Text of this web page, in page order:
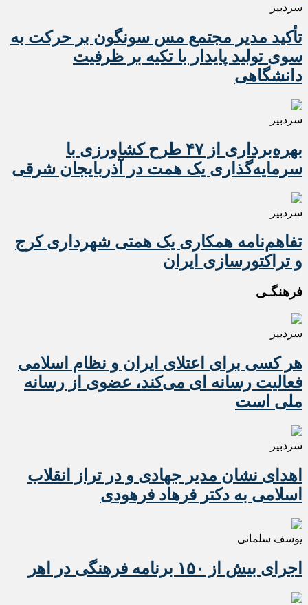
سردبیر
تأکید مدیر مجتمع مس سونگون بر حرکت به
سوی تولید پایدار با تکیه بر ظرفیت
دانشگاهی
سردبیر
بهره‌برداری از ۴۷ طرح کشاورزی با
سرمایه‌گذاری یک همت در آذربایجان شرقی
سردبیر
تفاهم‌نامه همکاری یک همتی شهرداری کرج
و تراکتورسازی ایران
فرهنگـی
سردبیر
هر کسی برای اعتلای ایران و نظام اسلامی
فعالیت رسانه ای می‌کند، عضوی از رسانه
ملی است
سردبیر
اهدای نشان مدیر جهادی و در تراز انقلاب
اسلامی به دکتر فرهاد فرهودی
یوسف سلمانی
اجرای بیش از ۱۵۰ برنامه فرهنگی در اهر